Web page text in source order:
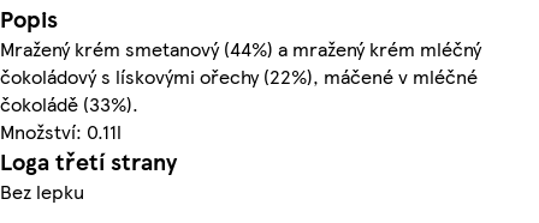
Popis
Mražený krém smetanový (44%) a mražený krém mléčný
čokoládový s lískovými ořechy (22%), máčené v mléčné
čokoládě (33%).
Množství: 0.11l
Loga třetí strany
Bez lepku